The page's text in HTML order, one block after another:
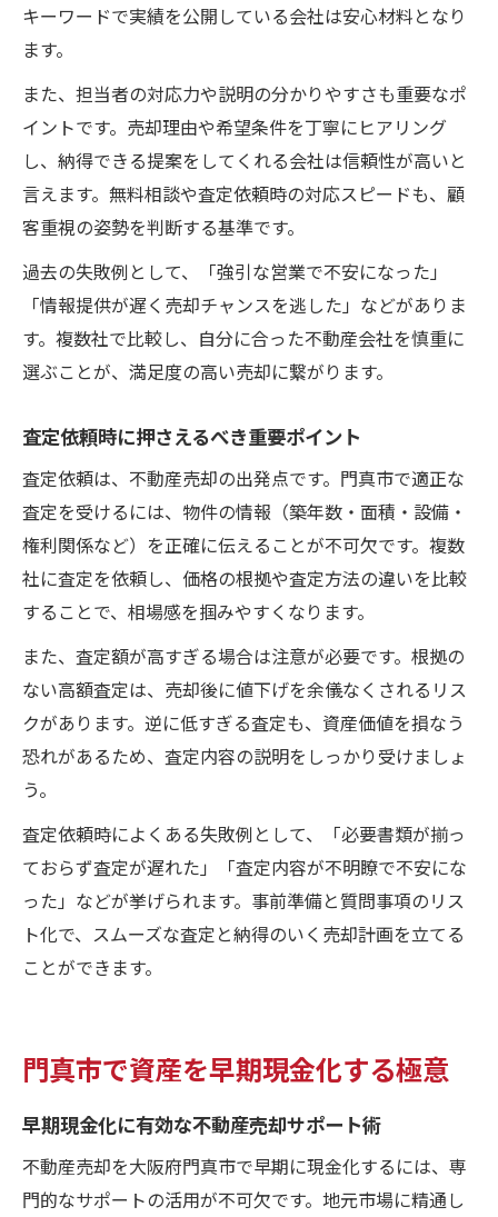
キーワードで実績を公開している会社は安心材料となり
ます。
また、担当者の対応力や説明の分かりやすさも重要なポ
イントです。売却理由や希望条件を丁寧にヒアリング
し、納得できる提案をしてくれる会社は信頼性が高いと
言えます。無料相談や査定依頼時の対応スピードも、顧
客重視の姿勢を判断する基準です。
過去の失敗例として、「強引な営業で不安になった」
「情報提供が遅く売却チャンスを逃した」などがありま
す。複数社で比較し、自分に合った不動産会社を慎重に
選ぶことが、満足度の高い売却に繋がります。
査定依頼時に押さえるべき重要ポイント
査定依頼は、不動産売却の出発点です。門真市で適正な
査定を受けるには、物件の情報（築年数・面積・設備・
権利関係など）を正確に伝えることが不可欠です。複数
社に査定を依頼し、価格の根拠や査定方法の違いを比較
することで、相場感を掴みやすくなります。
また、査定額が高すぎる場合は注意が必要です。根拠の
ない高額査定は、売却後に値下げを余儀なくされるリス
クがあります。逆に低すぎる査定も、資産価値を損なう
恐れがあるため、査定内容の説明をしっかり受けましょ
う。
査定依頼時によくある失敗例として、「必要書類が揃っ
ておらず査定が遅れた」「査定内容が不明瞭で不安にな
った」などが挙げられます。事前準備と質問事項のリス
ト化で、スムーズな査定と納得のいく売却計画を立てる
ことができます。
門真市で資産を早期現金化する極意
早期現金化に有効な不動産売却サポート術
不動産売却を大阪府門真市で早期に現金化するには、専
門的なサポートの活用が不可欠です。地元市場に精通し